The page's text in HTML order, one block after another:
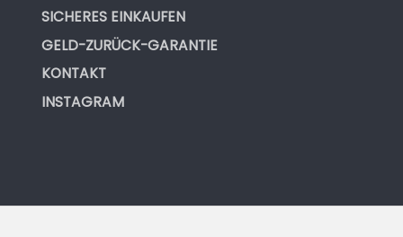
SICHERES EINKAUFEN
GELD-ZURÜCK-GARANTIE
KONTAKT
INSTAGRAM